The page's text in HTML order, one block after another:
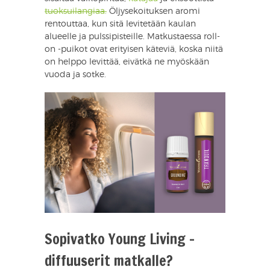
tuoksuilangiaa. Öljysekoituksen aromi
rentouttaa, kun sitä levitetään kaulan
alueelle ja pulssipisteille. Matkustaessa roll-
on -puikot ovat erityisen käteviä, koska niitä
on helppo levittää, eivätkä ne myöskään
vuoda ja sotke.
Sopivatko Young Living -
diffuuserit matkalle?